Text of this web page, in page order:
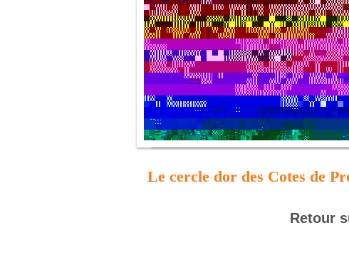
Le cercle dor des Cotes de
Retour